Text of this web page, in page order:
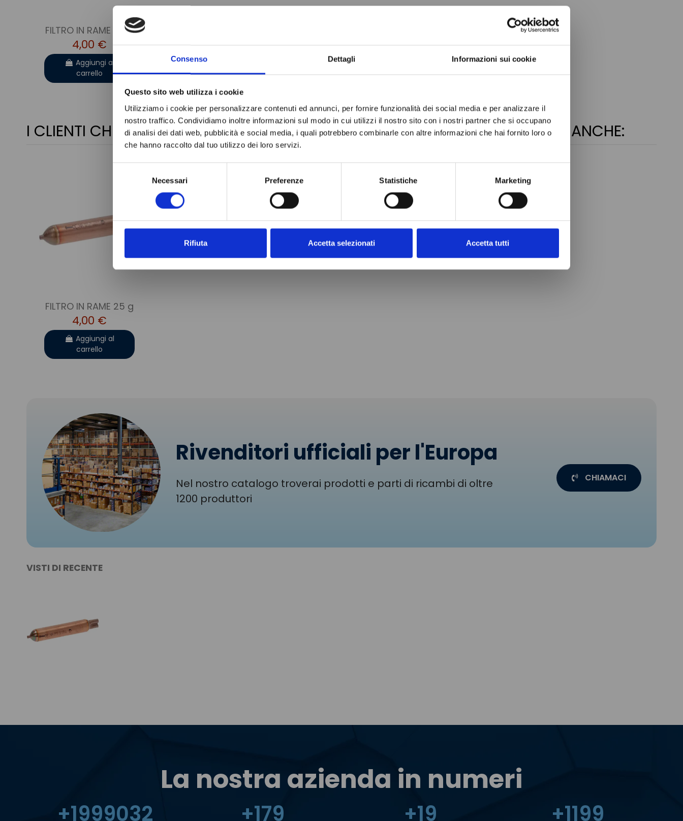
Consenso Dettagli Informazioni sui cookie
Questo sito web utilizza i cookie
Utilizziamo i cookie per personalizzare contenuti ed annunci, per fornire funzionalità dei social media e per analizzare il
nostro traffico. Condividiamo inoltre informazioni sul modo in cui utilizzi il nostro sito con i nostri partner che si occupano
di analisi dei dati web, pubblicità e social media, i quali potrebbero combinarle con altre informazioni che hai fornito loro o
che hanno raccolto dal tuo utilizzo dei loro servizi.
Necessari Preferenze Statistiche Marketing
Rifiuta Accetta selezionati Accetta tutti
FILTRO IN RAME 25 g
4,00 €
Aggiungi al
carrello
I CLIENTI CHE HANNO ACQUISTATO QUESTO PRODOTTO HANNO COMPRATO ANCHE:
FILTRO IN RAME 25 g
4,00 €
Aggiungi al
carrello
Rivenditori ufficiali per l'Europa
Nel nostro catalogo troverai prodotti e parti di ricambi di oltre
1200 produttori
CHIAMACI
VISTI DI RECENTE
La nostra azienda in numeri
+2000000 +180 +20 +1200